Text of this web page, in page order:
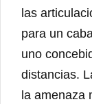
las
para un
uno
distancias.
la amenaza